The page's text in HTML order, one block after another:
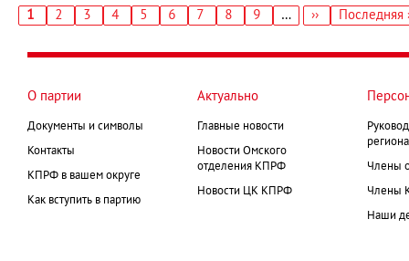
страниц
Текущая
1 Страница
2 Страница
3 Страница
4 Страница
5 Страница
6 Страница
7 Страница
8 Страница
9 …
Следующая
››
Последняя
Последняя
О партии
Документы и символы
Контакты
КПРФ в вашем округе
Как вступить в партию
Актуально
Главные новости
Новости Омского
отделения КПРФ
Новости ЦК КПРФ
Члены
Члены
Наши